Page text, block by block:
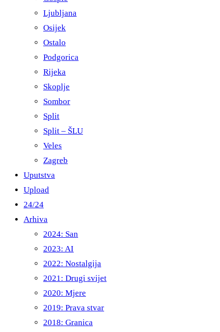
Ljubljana
Osijek
Ostalo
Podgorica
Rijeka
Skoplje
Sombor
Split
Split – ŠLU
Veles
Zagreb
Uputstva
Upload
24/24
Arhiva
2024: San
2023: AI
2022: Nostalgija
2021: Drugi svijet
2020: Mjere
2019: Prava stvar
2018: Granica